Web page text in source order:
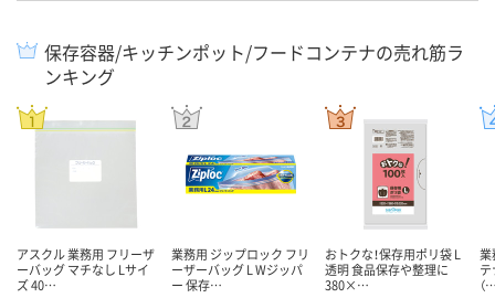
保存容器/キッチンポット/フードコンテナの売れ筋ラ
ンキング
アスクル 業務用 フリーザ
ーバッグ マチなし Lサイ
ズ 40…
業務用 ジップロック フリ
ーザーバッグ L Wジッパ
ー 保存…
おトクな！保存用ポリ袋 L
透明 食品保存や整理に
380×…
業
（